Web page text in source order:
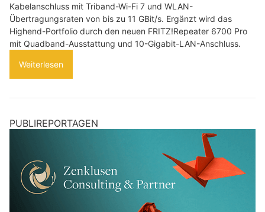
Kabelanschluss mit Triband-Wi-Fi 7 und WLAN-
Übertragungsraten von bis zu 11 GBit/s. Ergänzt wird das
Highend-Portfolio durch den neuen FRITZ!Repeater 6700 Pro
mit Quadband-Ausstattung und 10-Gigabit-LAN-Anschluss.
Weiterlesen
PUBLIREPORTAGEN